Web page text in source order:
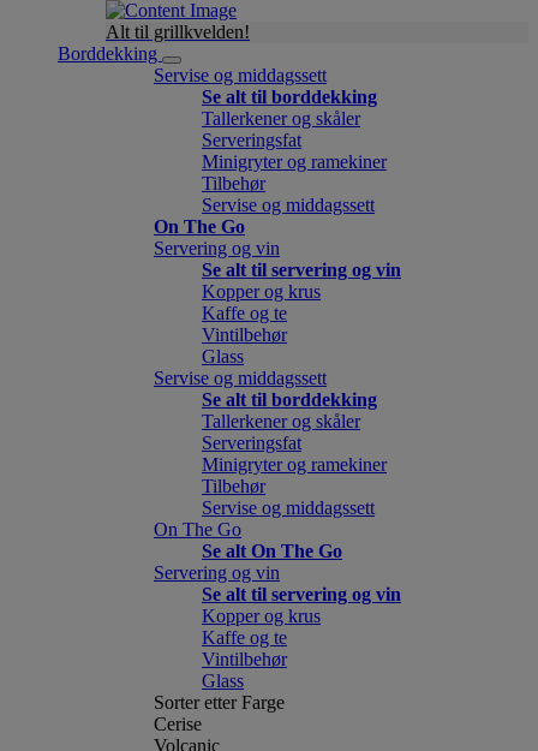
Alt til grillkvelden!
Borddekking
Servise og middagssett
Se alt til borddekking
Tallerkener og skåler
Serveringsfat
Minigryter og ramekiner
Tilbehør
Servise og middagssett
On The Go
Servering og vin
Se alt til servering og vin
Kopper og krus
Kaffe og te
Vintilbehør
Glass
Servise og middagssett
Se alt til borddekking
Tallerkener og skåler
Serveringsfat
Minigryter og ramekiner
Tilbehør
Servise og middagssett
On The Go
Se alt On The Go
Servering og vin
Se alt til servering og vin
Kopper og krus
Kaffe og te
Vintilbehør
Glass
Sorter etter Farge
Cerise
Volcanic